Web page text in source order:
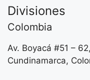
Divisiones
Colombia
Av. Boyacá #51 –
Cundinamarca,